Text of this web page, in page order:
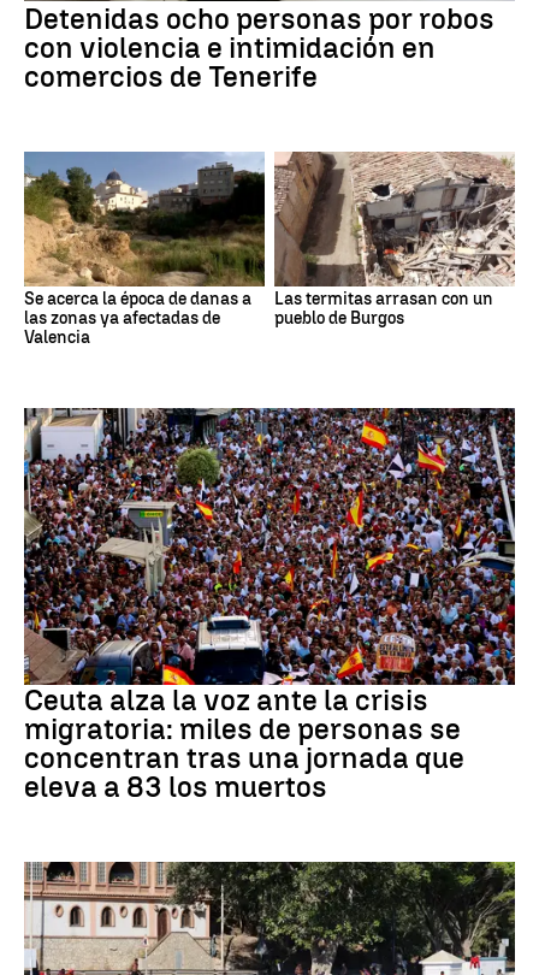
Detenidas ocho personas por robos
con violencia e intimidación en
comercios de Tenerife
Se acerca la época de danas a
las zonas ya afectadas de
Valencia
Las termitas arrasan con un
pueblo de Burgos
CRISIS MIGRATORIA
Ceuta alza la voz ante la crisis
migratoria: miles de personas se
concentran tras una jornada que
eleva a 83 los muertos